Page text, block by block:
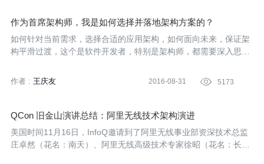
作为首席架构师，我是如何选择并落地架构方案的？
如何针对当前需求，选择合适的应用架构，如何面向未来，保证架
构平滑过渡，这个是软件开发者，特别是架构师，都需要深入思考
起探讨应用架构的选型。
作者 : 王庆友 2016-08-31  5173
QCon 旧金山演讲总结：阿里无线技术架构演进
美国时间11月16日，InfoQ邀请到了阿里无线事业部资深技术总监
庄卓然（花名：南天）、阿里无线高级技术专家徐昭（花名：长